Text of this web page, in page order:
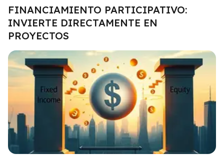
FINANCIAMIENTO PARTICIPATIVO:
INVIERTE DIRECTAMENTE EN
PROYECTOS